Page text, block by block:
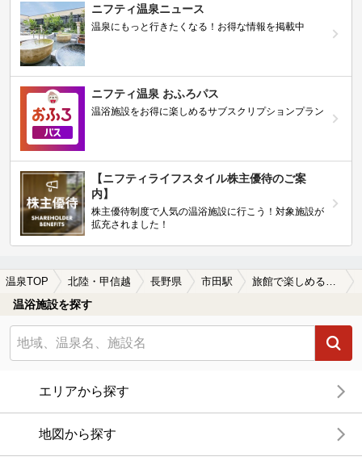
ニフティ温泉ニュース
温泉にもっと行きたくなる！お得な情報を掲載中
ニフティ温泉 おふろパス
温浴施設をお得に楽しめるサブスクリプションプラン
【ニフティライフスタイル株主優待のご案
内】
株主優待制度で人気の温浴施設に行こう！対象施設が
拡充されました！
温泉TOP 北陸・甲信越 長野県 市田駅 旅館で楽しめる市田駅近くの温泉、日帰り温泉、スーパー銭湯おすすめ
温浴施設を探す
エリアから探す
地図から探す